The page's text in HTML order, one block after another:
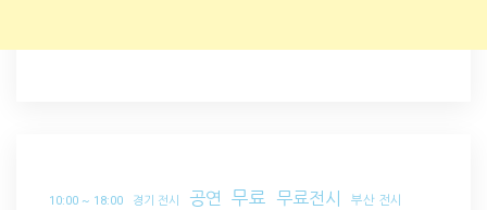
10:00 ~ 18:00 경기 전시 공연 무료 무료전시 부산 전시